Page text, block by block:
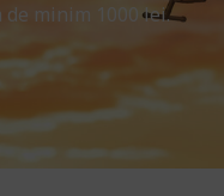
minim 1000 lei.